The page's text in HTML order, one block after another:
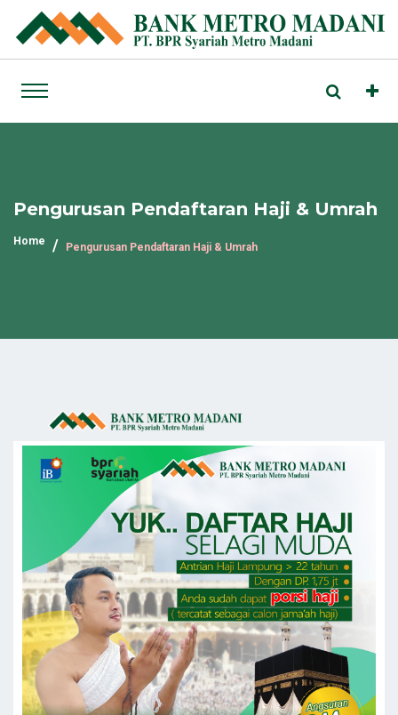
Pengurusan Pendaftaran Haji & Umrah
Home Pengurusan Pendaftaran Haji & Umrah